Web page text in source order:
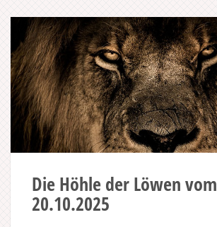
Die Höhle der Löwen vom
20.10.2025